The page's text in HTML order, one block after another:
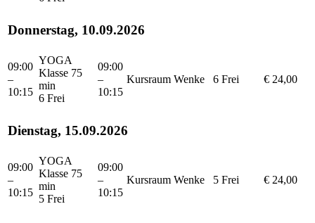
Donnerstag, 10.09.2026
09:00
–
10:15
YOGA
Klasse 75
min
6 Frei
09:00
–
10:15
Kursraum Wenke 6 Frei € 24,00
Dienstag, 15.09.2026
09:00
–
10:15
YOGA
Klasse 75
min
5 Frei
09:00
–
10:15
Kursraum Wenke 5 Frei € 24,00